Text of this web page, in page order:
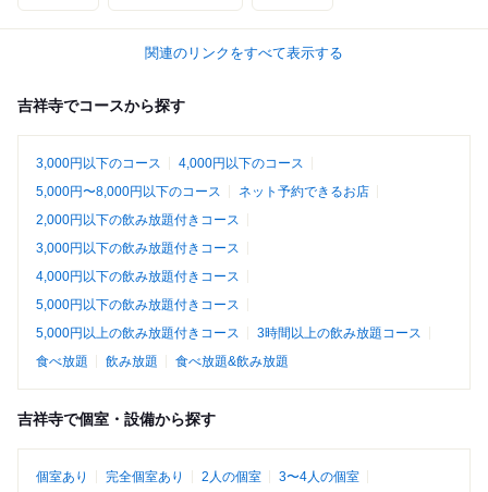
関連のリンクをすべて表示する
吉祥寺でコースから探す
3,000円以下のコース
4,000円以下のコース
5,000円〜8,000円以下のコース
ネット予約できるお店
2,000円以下の飲み放題付きコース
3,000円以下の飲み放題付きコース
4,000円以下の飲み放題付きコース
5,000円以下の飲み放題付きコース
5,000円以上の飲み放題付きコース
3時間以上の飲み放題コース
食べ放題
飲み放題 食べ放題&飲み放題
吉祥寺で個室・設備から探す
個室あり 完全個室あり 2人の個室
3〜4人の個室